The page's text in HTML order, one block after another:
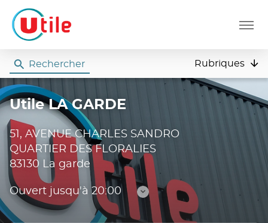
Menu
Rechercher Rubriques
Utile
Utile LA GARDE
51, AVENUE CHARLES SANDRO
QUARTIER DES FLORALIES
83130 La garde
Ouvert jusqu'à 20:00
Consulter
les